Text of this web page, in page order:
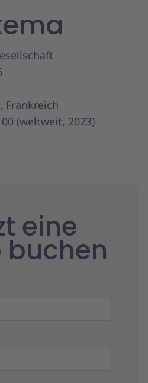
Frankreich
(weltweit, 2023)
eine
buchen